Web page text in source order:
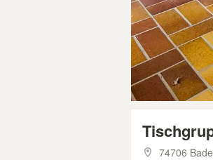
74706